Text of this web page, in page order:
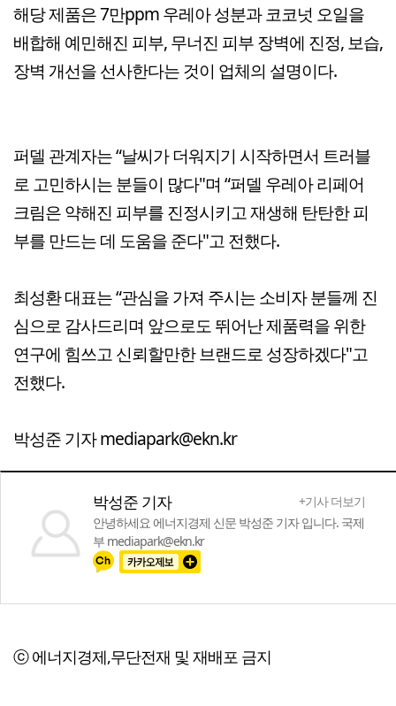
해당 제품은 7만ppm 우레아 성분과 코코넛 오일을
배합해 예민해진 피부, 무너진 피부 장벽에 진정, 보습,
장벽 개선을 선사한다는 것이 업체의 설명이다.
퍼델 관계자는 “날씨가 더워지기 시작하면서 트러블
로 고민하시는 분들이 많다"며 “퍼델 우레아 리페어
크림은 약해진 피부를 진정시키고 재생해 탄탄한 피
부를 만드는 데 도움을 준다"고 전했다.
최성환 대표는 “관심을 가져 주시는 소비자 분들께 진
심으로 감사드리며 앞으로도 뛰어난 제품력을 위한
연구에 힘쓰고 신뢰할만한 브랜드로 성장하겠다"고
전했다.
박성준 기자 mediapark@ekn.kr
박성준 기자
+기사 더보기
안녕하세요 에너지경제 신문 박성준 기자 입니다. 국제
부 mediapark@ekn.kr
ⓒ 에너지경제,무단전재 및 재배포 금지